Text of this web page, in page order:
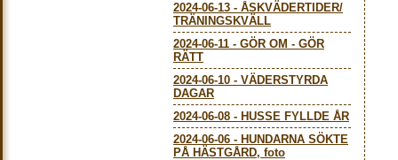
2024-06-13 - ÅSKVÄDERTIDER/
TRÄNINGSKVÄLL
2024-06-11 - GÖR OM - GÖR
RÄTT
2024-06-10 - VÄDERSTYRDA
DAGAR
2024-06-08 - HUSSE FYLLDE ÅR
2024-06-06 - HUNDARNA SÖKTE
PÅ HÄSTGÅRD, foto